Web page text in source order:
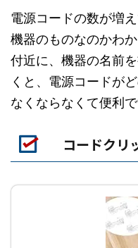
電源コードの数が増
機器のものなのかわ
付近に、機器の名前
くと、電源コードが
なくならなくて便利で
コードクリ